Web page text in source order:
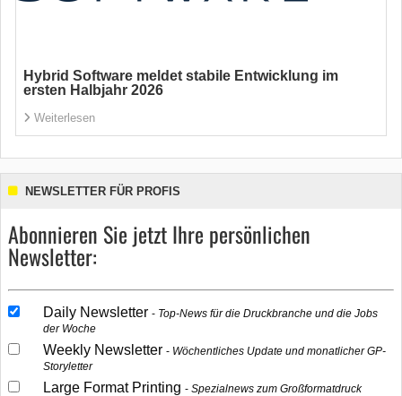
Hybrid Software meldet stabile Entwicklung im
ersten Halbjahr 2026
Weiterlesen
NEWSLETTER FÜR PROFIS
Abonnieren Sie jetzt Ihre persönlichen
Newsletter:
Daily Newsletter
Top-News für die Druckbranche und die Jobs
der Woche
Weekly Newsletter
Wöchentliches Update und monatlicher GP-
Storyletter
Large Format Printing Spezialnews zum Großformatdruck